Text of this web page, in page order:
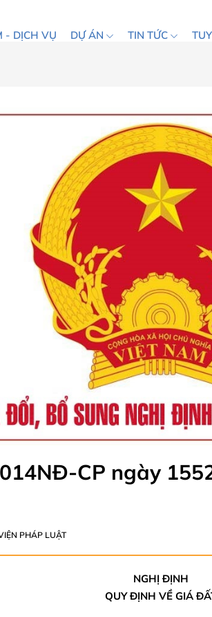
- DỊCH VỤ DỰ ÁN TIN TỨC
CP ngày
PHÁP LUẬT
NGHỊ ĐỊNH
QUY ĐỊNH VỀ GIÁ